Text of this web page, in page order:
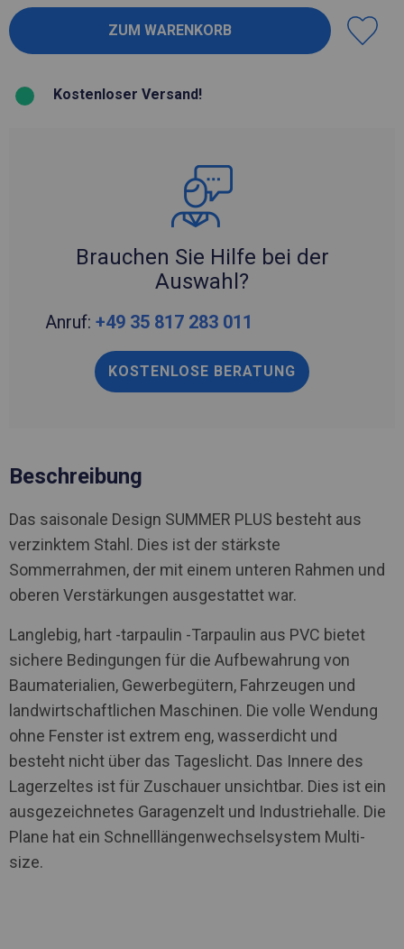
Kostenloser Versand!
Brauchen Sie Hilfe bei der
Auswahl?
Anruf: +49 35 817 283 011
KOSTENLOSE BERATUNG
Beschreibung
Das saisonale Design SUMMER PLUS besteht aus
verzinktem Stahl. Dies ist der stärkste
Sommerrahmen, der mit einem unteren Rahmen und
oberen Verstärkungen ausgestattet war.
Langlebig, hart -tarpaulin -Tarpaulin aus PVC bietet
sichere Bedingungen für die Aufbewahrung von
Baumaterialien, Gewerbegütern, Fahrzeugen und
landwirtschaftlichen Maschinen. Die volle Wendung
ohne Fenster ist extrem eng, wasserdicht und
besteht nicht über das Tageslicht. Das Innere des
Lagerzeltes ist für Zuschauer unsichtbar. Dies ist ein
ausgezeichnetes Garagenzelt und Industriehalle. Die
Plane hat ein Schnelllängenwechselsystem Multi-
size.